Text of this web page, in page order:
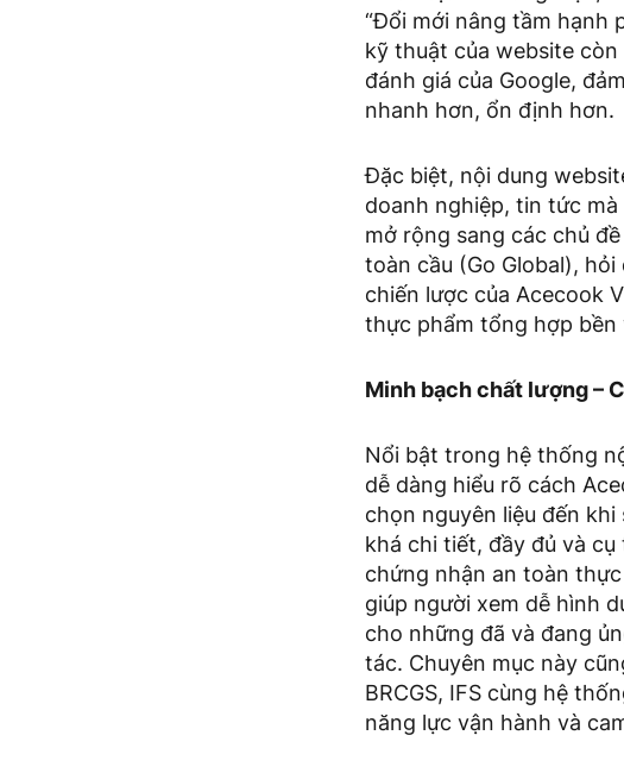
“Đổi mới nâng tầm hạnh
kỹ thuật của website
đánh giá của Google,
nhanh hơn, ổn định hơn.
Đặc biệt, nội dung
doanh nghiệp, tin tức
mở rộng sang các chủ
toàn cầu (Go Global),
chiến lược của Acecook
thực phẩm tổng hợp bền
Minh bạch chất lượng –
Nổi bật trong hệ thống
dễ dàng hiểu rõ cách
chọn nguyên liệu đến
khá chi tiết, đầy đủ và
chứng nhận an toàn
giúp người xem dễ hình
cho những đã và đang
tác. Chuyên mục này
BRCGS, IFS cùng hệ
năng lực vận hành và